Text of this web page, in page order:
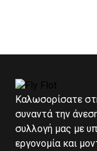
Καλωσορίσατε
συναντά την
συλλογή μας με
εργονομία και